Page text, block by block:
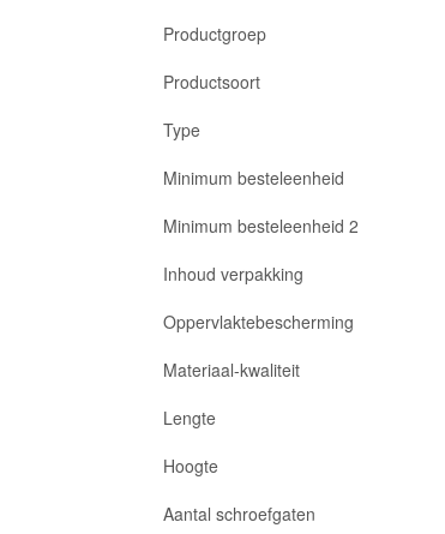
Productgroep
Productsoort
Type
Minimum besteleenheid
Minimum besteleenheid 2
Inhoud verpakking
Oppervlaktebescherming
Materiaal-kwaliteit
Lengte
Hoogte
Aantal schroefgaten